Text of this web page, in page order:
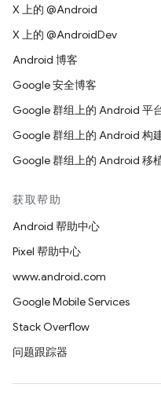
X 上的 @Android
X 上的 @AndroidDev
Android 博客
Google 安全博客
Google 群组上的 Android 平
Google 群组上的 Android 构
Google 群组上的 Android 移
获取帮助
Android 帮助中心
Pixel 帮助中心
www.android.com
Google Mobile Services
Stack Overflow
问题跟踪器